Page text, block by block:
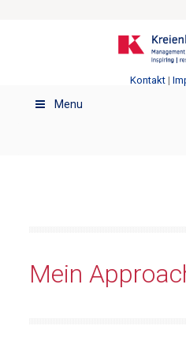
Kontakt|
Menu
Mein